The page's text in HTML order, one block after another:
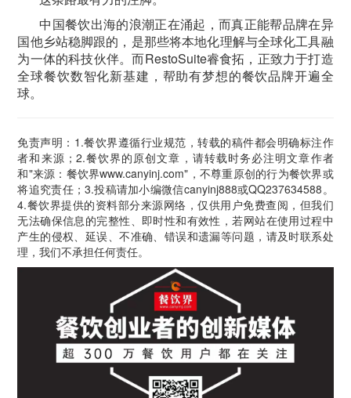
中国餐饮出海的浪潮正在涌起，而真正能帮品牌在异
国他乡站稳脚跟的，是那些将本地化理解与全球化工具融
为一体的科技伙伴。而RestoSuite睿食拓，正致力于打造
全球餐饮数智化新基建，帮助有梦想的餐饮品牌开遍全
球。
免责声明：1.餐饮界遵循行业规范，转载的稿件都会明确标注作
者和来源；2.餐饮界的原创文章，请转载时务必注明文章作者
和"来源：餐饮界www.canyinj.com"，不尊重原创的行为餐饮界或
将追究责任；3.投稿请加小编微信canyinj888或QQ237634588。
4.餐饮界提供的资料部分来源网络，仅供用户免费查阅，但我们
无法确保信息的完整性、即时性和有效性，若网站在使用过程中
产生的侵权、延误、不准确、错误和遗漏等问题，请及时联系处
理，我们不承担任何责任。